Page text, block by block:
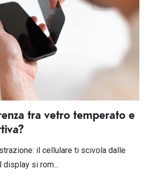
tra vetro temperato e
il cellulare ti scivola dalle
display si rom...